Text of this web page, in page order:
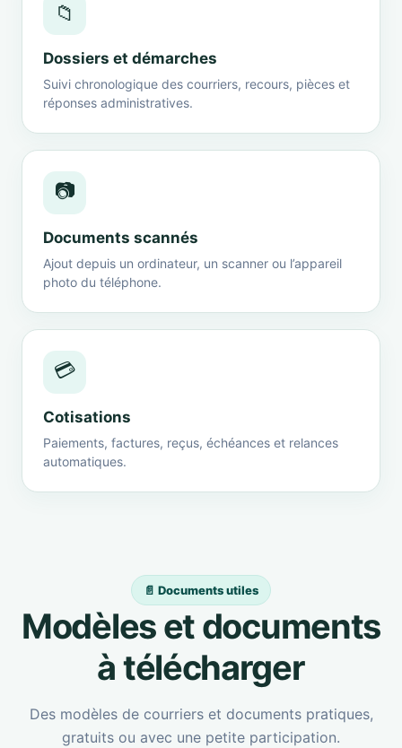
📁
Dossiers et démarches
Suivi chronologique des courriers, recours, pièces et
réponses administratives.
📷
Documents scannés
Ajout depuis un ordinateur, un scanner ou l’appareil
photo du téléphone.
💳
Cotisations
Paiements, factures, reçus, échéances et relances
automatiques.
📄 Documents utiles
Modèles et documents
à télécharger
Des modèles de courriers et documents pratiques,
gratuits ou avec une petite participation.